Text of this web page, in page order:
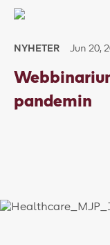
NYHETER Jun 20,
pandemin